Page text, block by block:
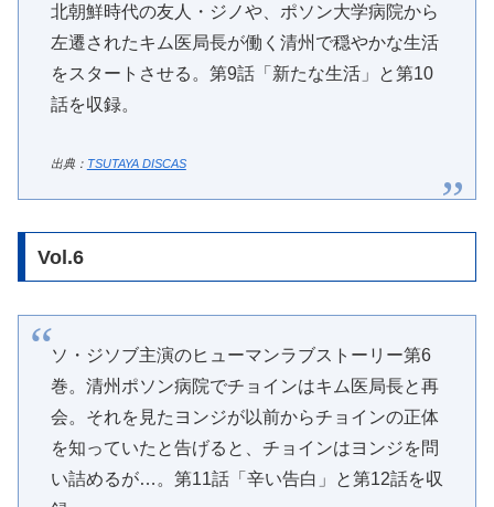
北朝鮮時代の友人・ジノや、ポソン大学病院から
左遷されたキム医局長が働く清州で穏やかな生活
をスタートさせる。第9話「新たな生活」と第10
話を収録。
出典： TSUTAYA DISCAS
Vol.6
ソ・ジソブ主演のヒューマンラブストーリー第6
巻。清州ポソン病院でチョインはキム医局長と再
会。それを見たヨンジが以前からチョインの正体
を知っていたと告げると、チョインはヨンジを問
い詰めるが…。第11話「辛い告白」と第12話を収